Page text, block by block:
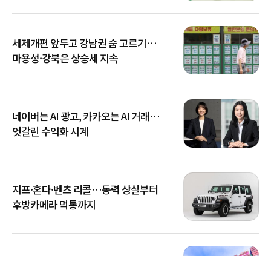
세제개편 앞두고 강남권 숨 고르기…
마용성·강북은 상승세 지속
네이버는 AI 광고, 카카오는 AI 거래…
엇갈린 수익화 시계
지프·혼다·벤츠 리콜…동력 상실부터
후방카메라 먹통까지